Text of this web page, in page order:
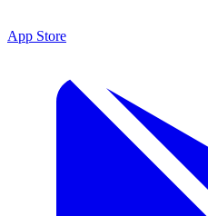
App Store